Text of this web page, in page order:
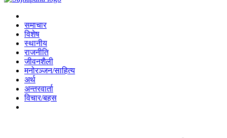
समाचार
विशेष
स्थानीय
राजनीति
जीवनशैली
मनोरञ्जन/साहित्य
अर्थ
अन्तरवार्ता
विचार/बहस